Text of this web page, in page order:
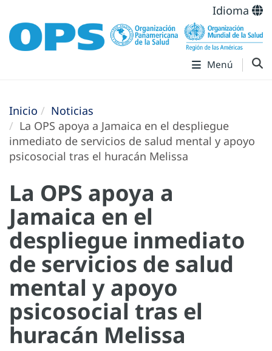
Idioma
Menú
Inicio
Noticias
La OPS apoya a Jamaica en el despliegue
inmediato de servicios de salud mental y apoyo
psicosocial tras el huracán Melissa
La OPS apoya a
Jamaica en el
despliegue inmediato
de servicios de salud
mental y apoyo
psicosocial tras el
huracán Melissa